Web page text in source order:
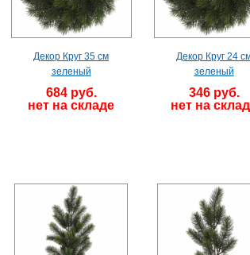
Декор Круг 35 см
зеленый
684 руб.
нет на складе
Декор Круг 24
зеленый
346 руб.
нет на